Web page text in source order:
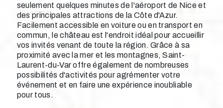
seulement quelques minutes de l'aéroport de Nice et
des principales attractions de la Côte d'Azur.
Facilement accessible en voiture ou en transport en
commun, le château est l'endroit idéal pour accueillir
vos invités venant de toute la région. Grâce à sa
proximité avec la mer et les montagnes, Saint-
Laurent-du-Var offre également de nombreuses
possibilités d'activités pour agrémenter votre
événement et en faire une expérience inoubliable
pour tous.